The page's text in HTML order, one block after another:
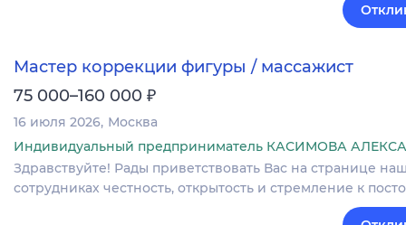
Мастер коррекции фигуры / массажист
75 000–160 000 ₽
16 июля 2026 Москва
Индивидуальный предприниматель КАСИМОВА
Здравствуйте! Рады приветствовать Вас на странице
сотрудниках честность, открытость и стремление к